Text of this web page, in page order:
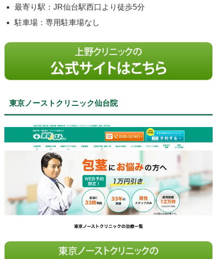
最寄り駅：JR仙台駅西口より徒歩5分
駐車場：専用駐車場なし
東京ノーストクリニック仙台院